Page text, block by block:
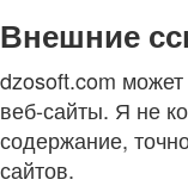
Внешние
dzosoft.com
веб-сайты. Я не
содержание,
сайтов.